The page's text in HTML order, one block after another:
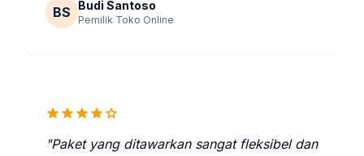
BS Budi Santoso
Pemilik Toko Online
starstarstarstarstar
"Paket yang ditawarkan sangat fleksibel dan